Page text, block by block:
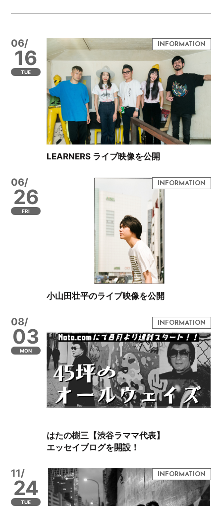
06/
16
TUE
LEARNERS ライブ映像を公開
06/
26
FRI
小山田壮平のライブ映像を公開
08/
03
MON
はたの樹三【渋谷ラママ代表】
エッセイブログを開設！
11/
24
TUE